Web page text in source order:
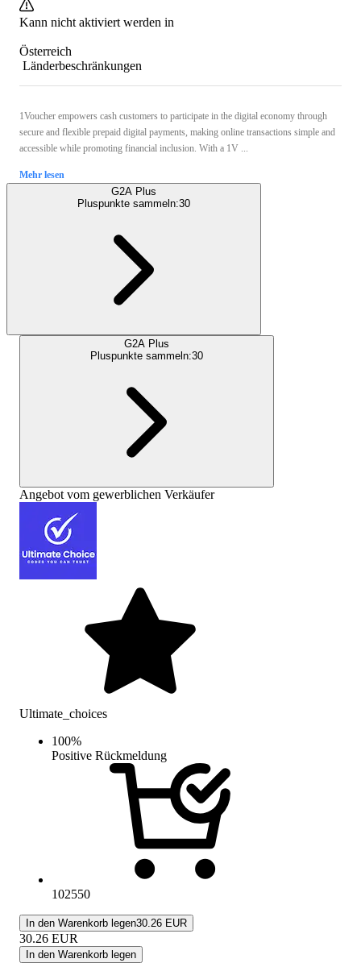
Kann nicht aktiviert werden in
Österreich
Länderbeschränkungen
1Voucher empowers cash customers to participate in the digital economy through
secure and flexible prepaid digital payments, making online transactions simple and
accessible while promoting financial inclusion. With a 1V ...
Mehr lesen
G2A Plus
Pluspunkte sammeln:30
G2A Plus
Pluspunkte sammeln:30
Angebot vom gewerblichen Verkäufer
Ultimate_choices
100%
Positive Rückmeldung
102550
In den Warenkorb legen30.26 EUR
30.26 EUR
In den Warenkorb legen